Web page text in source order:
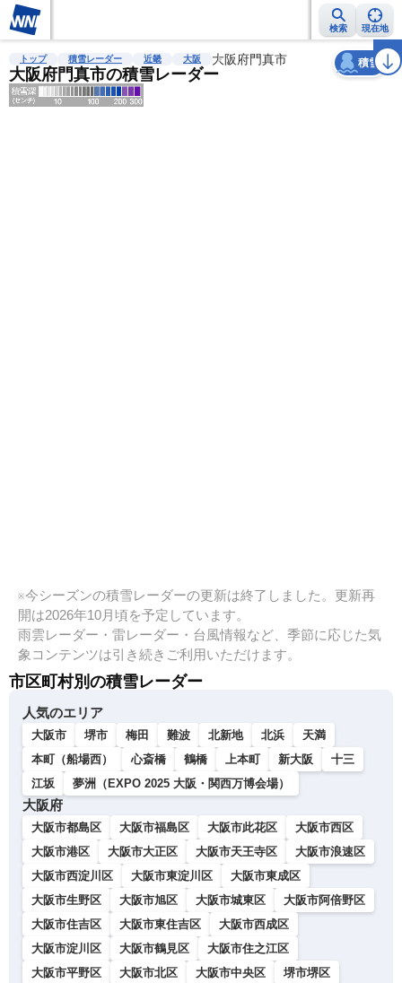
検索 現在地
雨雲レーダー 台風情報 地震情報 警報・注意報 2週間天気 ラ
トップ 積雪レーダー 近畿 大阪 大阪府門真市
大阪府門真市の積雪レーダー
積雪
天気 台風
※今シーズンの積雪レーダーの更新は終了しました。更新再
開は2026年10月頃を予定しています。
雨雲レーダー・雷レーダー・台風情報など、季節に応じた気
象コンテンツは引き続きご利用いただけます。
市区町村別の積雪レーダー
人気のエリア
大阪市 堺市 梅田 難波 北新地 北浜
天満
本町（船場西）
心斎橋 鶴橋 上本町 新大阪
十三
江坂
夢洲（EXPO 2025 大阪・関西万博会場）
大阪府
大阪市都島区 大阪市福島区 大阪市此花区
大阪市西区
大阪市港区
大阪市大正区 大阪市天王寺区
大阪市浪速区
大阪市西淀川区
大阪市東淀川区
大阪市東成区
大阪市生野区
大阪市旭区 大阪市城東区
大阪市阿倍野区
大阪市住吉区
大阪市東住吉区
大阪市西成区
大阪市淀川区
大阪市鶴見区
大阪市住之江区
大阪市平野区
大阪市北区 大阪市中央区
堺市堺区